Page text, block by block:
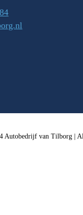
Autobedrijf van Tilborg | All